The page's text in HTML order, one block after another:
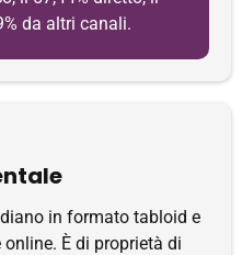
da altri canali.
in formato tabloid e
È di proprietà di